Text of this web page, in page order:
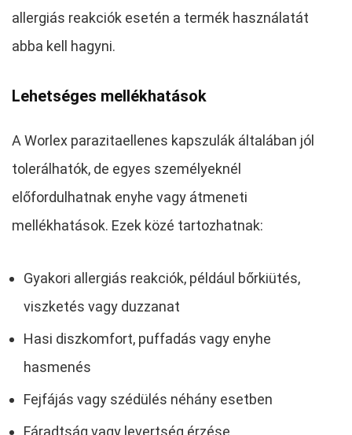
allergiás reakciók esetén a termék használatát
abba kell hagyni.
Lehetséges mellékhatások
A Worlex parazitaellenes kapszulák általában jól
tolerálhatók, de egyes személyeknél
előfordulhatnak enyhe vagy átmeneti
mellékhatások. Ezek közé tartozhatnak:
Gyakori allergiás reakciók, például bőrkiütés,
viszketés vagy duzzanat
Hasi diszkomfort, puffadás vagy enyhe
hasmenés
Fejfájás vagy szédülés néhány esetben
Fáradtság vagy levertség érzése